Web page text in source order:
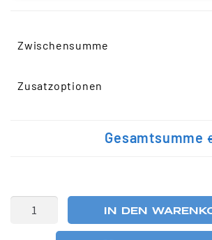
Zwischensumme
Zusatzoptionen
Gesamtsumme
IN DEN